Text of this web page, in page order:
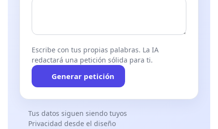
Escribe con tus propias palabras. La IA
redactará una petición sólida para ti.
Generar petición
Tus datos siguen siendo tuyos
Privacidad desde el diseño